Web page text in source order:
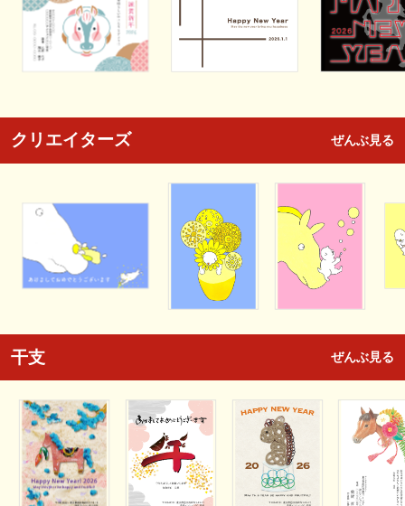
クリエイターズ ぜんぶ見る
干支 ぜんぶ見る